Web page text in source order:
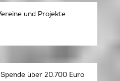
und Projekte
über 20.700 Euro